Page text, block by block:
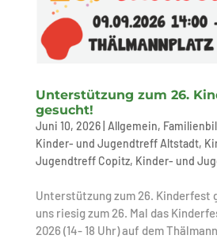
Unterstützung zum 26.
gesucht!
Juni 10, 2026| Allgemein,
Kinder- und Jugendtreff Altstadt,
Jugendtreff Copitz, Kinder- und
Unterstützung zum 26. Kinderfest
uns riesig zum 26. Mal das
2026 (14- 18 Uhr) auf dem